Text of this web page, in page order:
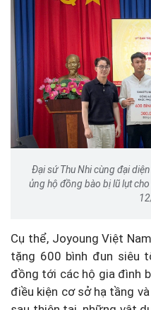
Đại sứ Thu Nhi cùng đại
ủng hộ đồng bào bị lũ lụt
Cụ thể, Joyoung Việt
tặng 600 bình đun siêu
đồng tới các hộ gia đình
điều kiện cơ sở hạ tầng